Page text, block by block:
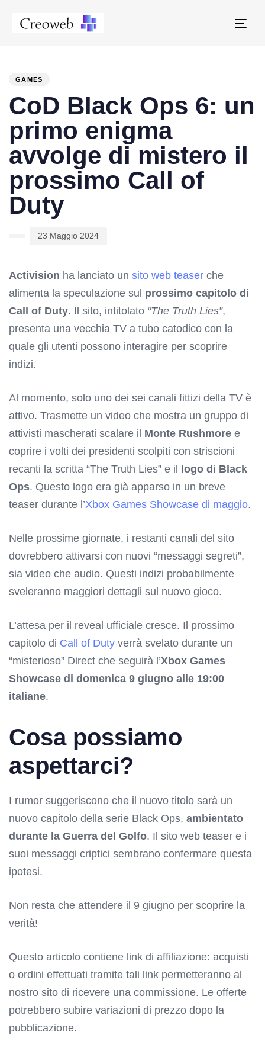
GAMES
CoD Black Ops 6: un
primo enigma
avvolge di mistero il
prossimo Call of
Duty
23 Maggio 2024
Activision ha lanciato un sito web teaser che
alimenta la speculazione sul prossimo capitolo di
Call of Duty. Il sito, intitolato “The Truth Lies”,
presenta una vecchia TV a tubo catodico con la
quale gli utenti possono interagire per scoprire
indizi.
Al momento, solo uno dei sei canali fittizi della TV è
attivo. Trasmette un video che mostra un gruppo di
attivisti mascherati scalare il Monte Rushmore e
coprire i volti dei presidenti scolpiti con striscioni
recanti la scritta “The Truth Lies” e il logo di Black
Ops. Questo logo era già apparso in un breve
teaser durante l’Xbox Games Showcase di maggio.
Nelle prossime giornate, i restanti canali del sito
dovrebbero attivarsi con nuovi “messaggi segreti”,
sia video che audio. Questi indizi probabilmente
sveleranno maggiori dettagli sul nuovo gioco.
L’attesa per il reveal ufficiale cresce. Il prossimo
capitolo di Call of Duty verrà svelato durante un
“misterioso” Direct che seguirà l’Xbox Games
Showcase di domenica 9 giugno alle 19:00
italiane.
Cosa possiamo
aspettarci?
I rumor suggeriscono che il nuovo titolo sarà un
nuovo capitolo della serie Black Ops, ambientato
durante la Guerra del Golfo. Il sito web teaser e i
suoi messaggi criptici sembrano confermare questa
ipotesi.
Non resta che attendere il 9 giugno per scoprire la
verità!
Questo articolo contiene link di affiliazione: acquisti
o ordini effettuati tramite tali link permetteranno al
nostro sito di ricevere una commissione. Le offerte
potrebbero subire variazioni di prezzo dopo la
pubblicazione.